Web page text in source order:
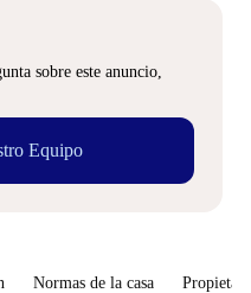
sobre este anuncio,
Equipo
Normas de la casa